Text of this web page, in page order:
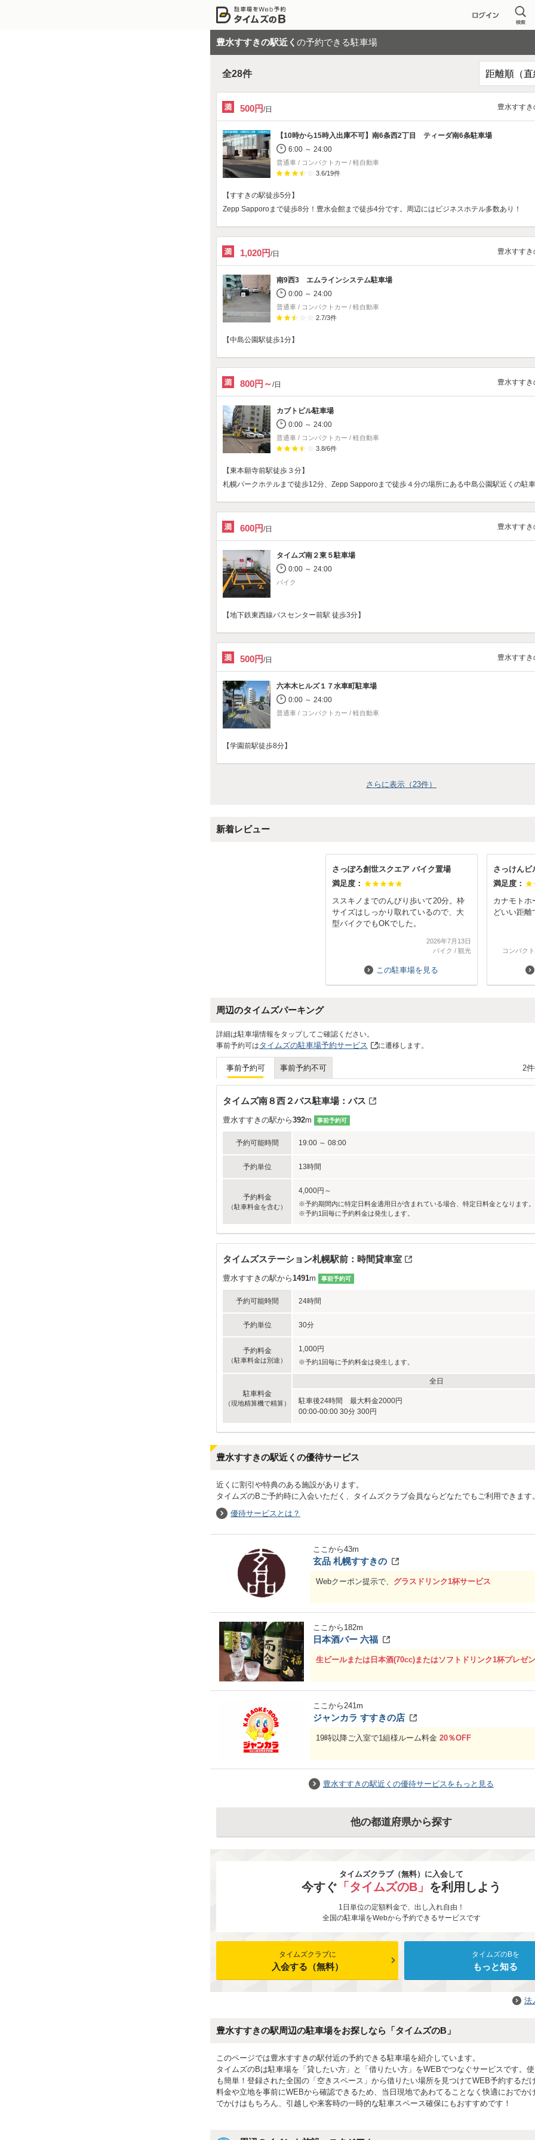
豊水すすきの駅近く の予約できる駐車場
全28件
500円/日 豊水すす
【10時から15時入出庫不可】 南6条西2丁目 ティーダ南6条駐車場
6:00 ～ 24:00
普通車 / コンパクトカー / 軽自動車
3.6/19件
【すすきの駅徒歩5分】
Zepp Sapporoまで徒歩8分！豊水会館まで徒歩4分です。周辺にはビジネスホテル多数あり！
1,020円/日 豊水すす
南9西3 エムラインシステム駐車場
0:00 ～ 24:00
普通車 / コンパクトカー / 軽自動車
2.7/3件
【中島公園駅徒歩1分】
800円～/日 豊水すす
カブトビル駐車場
0:00 ～ 24:00
普通車 / コンパクトカー / 軽自動車
3.8/6件
【東本願寺前駅徒歩３分】
札幌パークホテルまで徒歩12分、Zepp Sapporoまで徒歩４分の場所にある中島公園駅近くの駐
600円/日 豊水すす
タイムズ南２東５駐車場
0:00 ～ 24:00
バイク
【地下鉄東西線バスセンター前駅 徒歩3分】
500円/日 豊水すす
六本木ヒルズ１７水車町駐車場
0:00 ～ 24:00
普通車 / コンパクトカー / 軽自動車
【学園前駅徒歩8分】
さらに表示（23件）
新着レビュー
さっぽろ創世スクエア バイク置場
満足度：
ススキノまでのんびり歩いて20分。枠
サイズはしっかり取れているので、大
型バイクでもOKでした。
2026年7月13日
バイク / 観光
この駐車場を見る
さっけんビ
満足度：
カナモトホ
どいい距離
コンパク
周辺のタイムズパーキング
詳細は駐車場情報をタップしてご確認ください。
事前予約可はタイムズの駐車場予約サービス に遷移します。
事前予約可 事前予約不可 2
タイムズ南８西２バス駐車場：バス
豊水すすきの駅から392m 事前予約可
予約可能時間 19:00 ～ 08:00
予約単位 13時間
予約料金
（駐車料金を含む）
4,000円～
※予約期間内に特定日料金適用日が含まれている場合、特定日料金となります。
※予約1回毎に予約料金は発生します。
タイムズステーション札幌駅前：時間貸車室
豊水すすきの駅から1491m 事前予約可
予約可能時間 24時間
予約単位 30分
予約料金
（駐車料金は別途）
1,000円
※予約1回毎に予約料金は発生します。
駐車料金
（現地精算機で精算）
全日
駐車後24時間 最大料金2000円
00:00-00:00 30分 300円
豊水すすきの駅近くの優待サービス
近くに割引や特典のある施設があります。
タイムズのBご予約時に入会いただく、タイムズクラブ会員ならどなたでもご利用できます
優待サービスとは？
ここから43m
玄品 札幌すすきの
Webクーポン提示で、 グラスドリンク1杯サービス
ここから 182m
日本酒バー 六福
生ビールまたは日本酒(70cc)またはソフトドリンク1杯プレゼ
ここから241m
ジャンカラ すすきの店
19時以降ご入室で1組様ルーム料金 20％OFF
豊水すすきの駅近くの優待サービスをもっと見る
他の都道府県から探す
タイムズクラブ（無料）に入会して
今すぐ 「タイムズのB」 を利用しよう
1日単位の定額料金で、出し入れ自由！
全国の駐車場をWebから予約できるサービスです
タイムズクラブに
入会する（無料）
タイムズのBを
もっと知る
法
豊水すすきの駅周辺の駐車場をお探しなら「タイムズのB」
このページでは豊水すすきの駅付近の予約できる駐車場を紹介しています。
タイムズのBは駐車場を「貸したい方」と「借りたい方」をWEBでつなぐサービスです。
も簡単！登録された全国の「空きスペース」から借りたい場所を見つけてWEB予約するだ
料金や立地を事前にWEBから確認できるため、当日現地であわてることなく快適におでか
でかけはもちろん、引越しや来客時の一時的な駐車スペース確保にもおすすめです！